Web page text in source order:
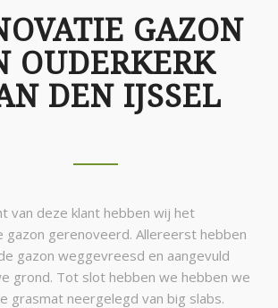
GAZON
OUDERKERK
DEN IJSSEL
van deze klant hebben wij het
gazon gerenoveerd. Allereerst hebben
gazon weggevreesd en aangevuld
grond. Tot slot hebben we hebben we
grasmat neergelegd van big slabs.